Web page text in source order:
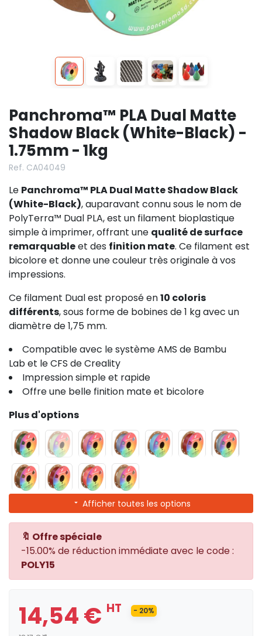
Panchroma™ PLA Dual Matte
Shadow Black (White-Black) -
1.75mm - 1kg
Ref. CA04049
Le Panchroma™ PLA Dual Matte Shadow Black
(White-Black), auparavant connu sous le nom de
PolyTerra™ Dual PLA, est un filament bioplastique
simple à imprimer, offrant une qualité de surface
remarquableet des finition mate. Ce filament est
bicolore et donne une couleur très originale à vos
impressions.
Ce filament Dual est proposé en10 coloris
différents, sous forme de bobines de 1 kg avec un
diamètre de 1,75 mm.
Compatible avec le système AMS de Bambu
Lab et le CFS de Creality
Impression simple et rapide
Offre une belle finition mate et bicolore
Plus d'options
Afficher toutes les options
🔖 Offre spéciale
-15.00% de réduction immédiate avec le code :
POLY15
14,54 € HT - 20%